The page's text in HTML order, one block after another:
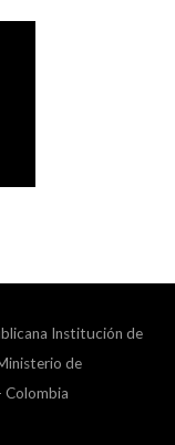
Institución de
de
Colombia